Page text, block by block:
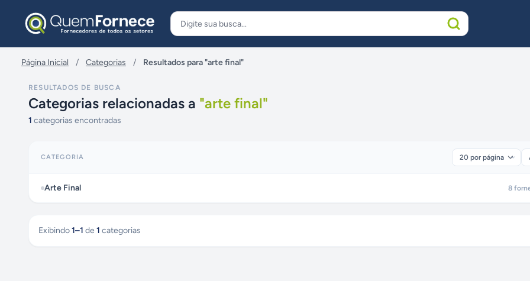
Página Inicial / Categorias / Resultados para "arte final"
RESULTADOS DE BUSCA
Categorias relacionadas a "arte final"
1 categorias encontradas
CATEGORIA
Arte Final 8
Exibindo1–1 de 1 categorias